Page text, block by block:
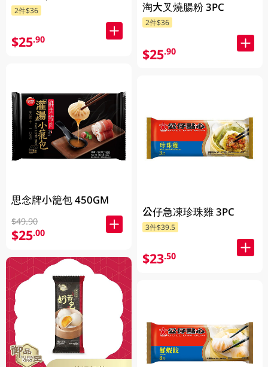
2件$36
$25.90
思念牌小籠包 450GM
$49.90
$25.00
淘大叉燒腸粉 3PC
2件$36
$25.90
公仔急凍珍珠雞 3PC
3件$39.5
$23.50